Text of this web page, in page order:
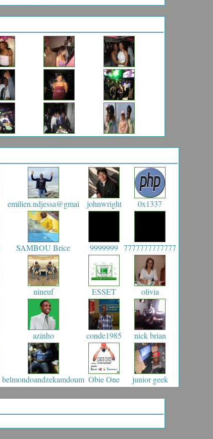
emilien.ndjessa@gmai johnwright 0x1337
SAMBOU Brice 9999999 7777777777777
nineuf ESSET olivia
azinho conde1985 nick brian
belmondoandzekamdoum Obie One junior geek